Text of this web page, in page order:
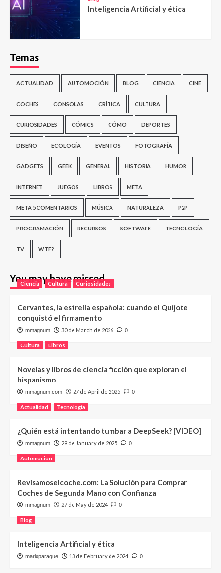
Inteligencia Artificial y ética
Temas
ACTUALIDAD AUTOMOCIÓN BLOG CIENCIA CINE
COCHES CONSOLAS CRÍTICA CULTURA
CURIOSIDADES CÓMICS CÓMO DEPORTES
DISEÑO ECOLOGÍA EVENTOS FOTOGRAFÍA
GADGETS GEEK GENERAL HISTORIA HUMOR
INTERNET JUEGOS LIBROS META
META 5 COMENTARIOS MÚSICA NATURALEZA P2P
PROGRAMACIÓN RECURSOS SOFTWARE TECNOLOGÍA
TV WTF?
You may have missed
Ciencia Cultura Curiosidades
Cervantes, la estrella española: cuando el Quijote
conquistó el firmamento
mmagnum 30 de March de 2026 0
Cultura Libros
Novelas y libros de ciencia ficción que exploran el
hispanismo
mmagnum.com 27 de April de 2025 0
Actualidad Tecnología
¿Quién está intentando tumbar a DeepSeek? [VIDEO]
mmagnum 29 de January de 2025 0
Automoción
Revisamoselcoche.com: La Solución para Comprar
Coches de Segunda Mano con Confianza
mmagnum 27 de May de 2024 0
Blog
Inteligencia Artificial y ética
marioparaque 13 de February de 2024 0